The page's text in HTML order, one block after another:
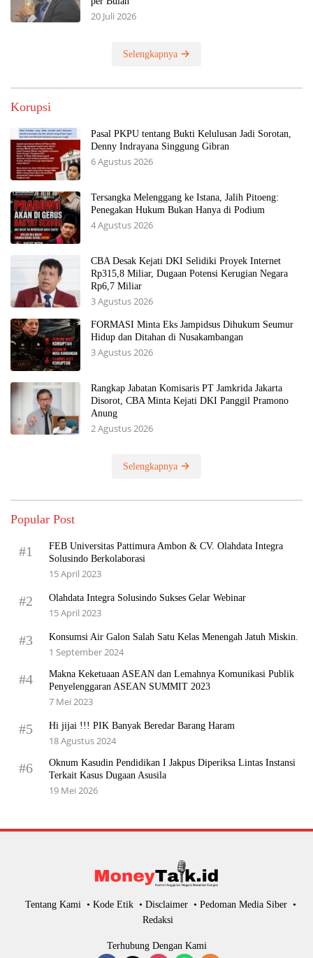
20 Juli 2026
Selengkapnya
Korupsi
Pasal PKPU tentang Bukti Kelulusan Jadi Sorotan,
Denny Indrayana Singgung Gibran
6 Agustus 2026
Tersangka Melenggang ke Istana, Jalih Pitoeng:
Penegakan Hukum Bukan Hanya di Podium
4 Agustus 2026
CBA Desak Kejati DKI Selidiki Proyek Internet
Rp315,8 Miliar, Dugaan Potensi Kerugian Negara
Rp6,7 Miliar
3 Agustus 2026
FORMASI Minta Eks Jampidsus Dihukum Seumur
Hidup dan Ditahan di Nusakambangan
3 Agustus 2026
Rangkap Jabatan Komisaris PT Jamkrida Jakarta
Disorot, CBA Minta Kejati DKI Panggil Pramono
Anung
2 Agustus 2026
Selengkapnya
Popular Post
#1
FEB Universitas Pattimura Ambon & CV. Olahdata Integra
Solusindo Berkolaborasi
15 April 2023
#2 Olahdata Integra Solusindo Sukses Gelar Webinar
15 April 2023
#3 Konsumsi Air Galon Salah Satu Kelas Menengah Jatuh Miskin.
1 September 2024
#4
Makna Keketuaan ASEAN dan Lemahnya Komunikasi Publik
Penyelenggaran ASEAN SUMMIT 2023
7 Mei 2023
#5 Hi jijai !!! PIK Banyak Beredar Barang Haram
18 Agustus 2024
#6
Oknum Kasudin Pendidikan I Jakpus Diperiksa Lintas Instansi
Terkait Kasus Dugaan Asusila
19 Mei 2026
Tentang Kami Kode Etik Disclaimer
Pedoman Media Siber
Redaksi
Terhubung Dengan Kami